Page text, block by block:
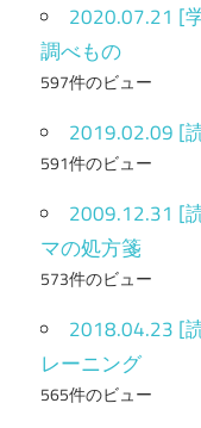
2020.07.21 [
調べもの
597件のビュー
2019.02.09 [
591件のビュー
2009.12.31 [
マの処方箋
573件のビュー
2018.04.23 [
レーニング
565件のビュー